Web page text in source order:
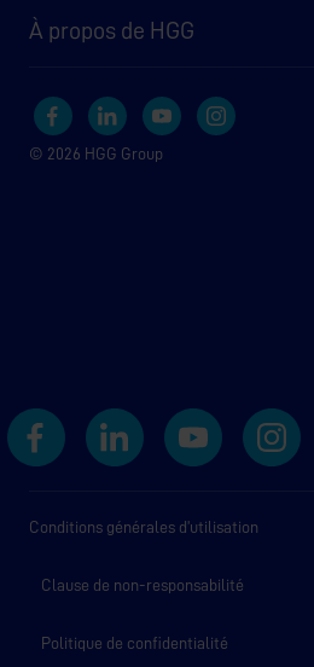
À propos de HGG
© 2026 HGG Group
Conditions générales d’utilisation
Clause de non-responsabilité
Politique de confidentialité